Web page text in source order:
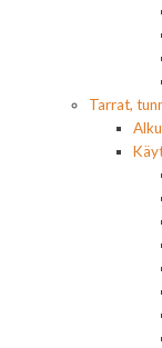
Tarrat,